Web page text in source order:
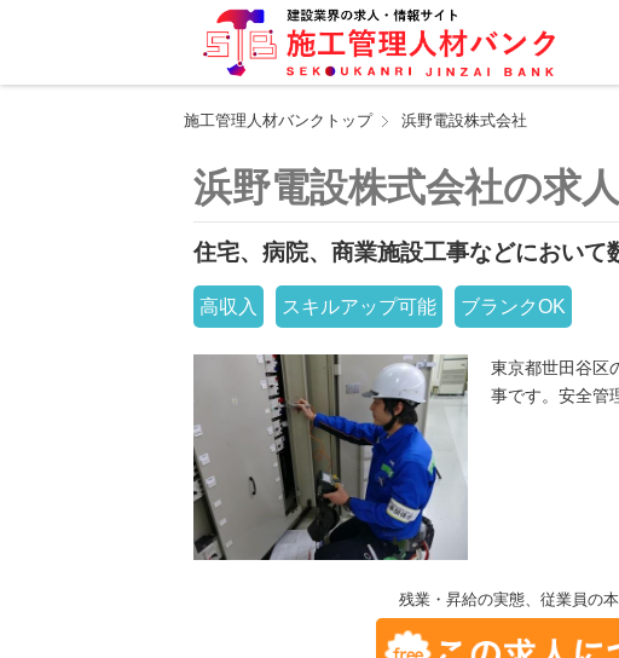
施工管理人材バンクトップ 浜野電設株式会社
浜野電設株式会社の求人
住宅、病院、商業施設工事などにおいて
高収入 スキルアップ可能 ブランクOK
東京都世田谷区
事です。安全管
残業・昇給の実態、従業員の